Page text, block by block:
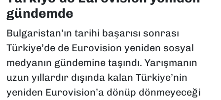
gündemde
Bulgaristan’ın tarihi başarısı sonrası
Türkiye’de de Eurovision yeniden sosyal
medyanın gündemine taşındı. Yarışmanın
uzun yıllardır dışında kalan Türkiye’nin
yeniden Eurovision’a dönüp dönmeyeceği